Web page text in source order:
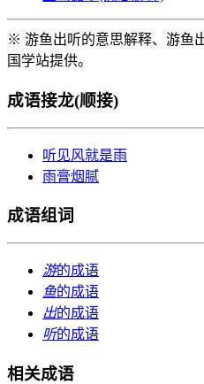
※ 游鱼出听的意思解释、游鱼
国学站提供。
成语接龙(顺接)
听见风就是雨
雨膏烟腻
成语组词
游的成语
鱼的成语
出的成语
听的成语
相关成语